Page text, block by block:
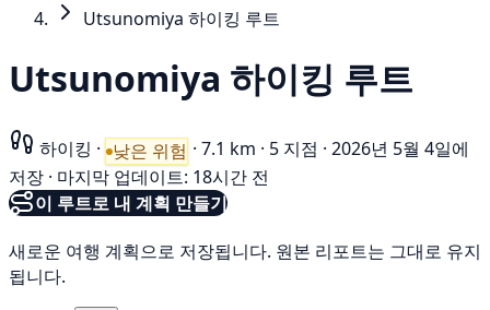
Utsunomiya 하이킹 루트
Utsunomiya 하이킹 루트
하이킹 · 낮은 위험 · 7.1 km · 5 지점 · 2026년 5월 4일에
저장 · 마지막 업데이트: 18시간 전
이 루트로 내 계획 만들기
새로운 여행 계획으로 저장됩니다. 원본 리포트는 그대로 유지
됩니다.